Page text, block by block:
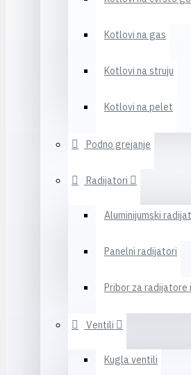
Kotlovi na gas
Kotlovi na struju
Kotlovi na pelet
Podno grejanje
Radijatori
Aluminijumski
Panelni radijatori
Pribor za radijatore
Ventili
Kugla ventili